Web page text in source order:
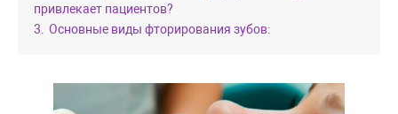
привлекает пациентов?
3. Основные виды фторирования зубов: